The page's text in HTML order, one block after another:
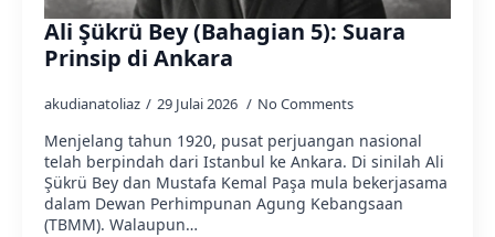
Ali Şükrü Bey (Bahagian 5): Suara
Prinsip di Ankara
akudianatoliaz 29 Julai 2026 No Comments
Menjelang tahun 1920, pusat perjuangan nasional
telah berpindah dari Istanbul ke Ankara. Di sinilah Ali
Şükrü Bey dan Mustafa Kemal Paşa mula bekerjasama
dalam Dewan Perhimpunan Agung Kebangsaan
(TBMM). Walaupun…